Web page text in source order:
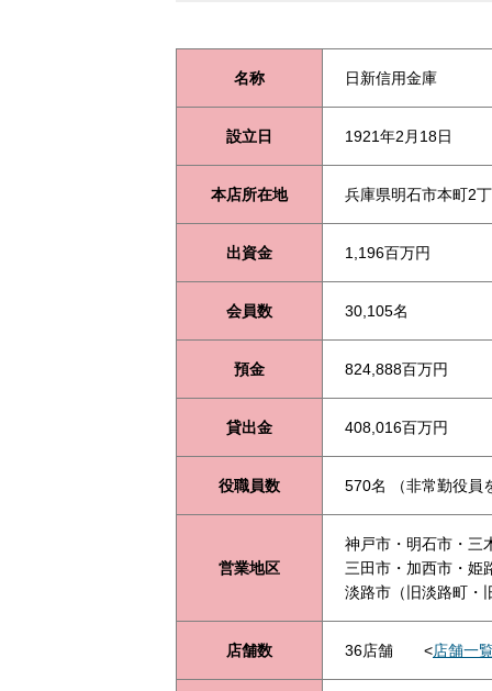
名称 日新信用金庫
設立日 1921年2月18日
本店所在地 兵庫県明石市本町2
出資金 1,196百万円
会員数 30,105名
預金 824,888百万円
貸出金 408,016百万円
役職員数 570名 （非常勤役員
営業地区
神戸市・明石市・三
三田市・加西市・姫
淡路市（旧淡路町・
店舗数 36店舗 <店舗一